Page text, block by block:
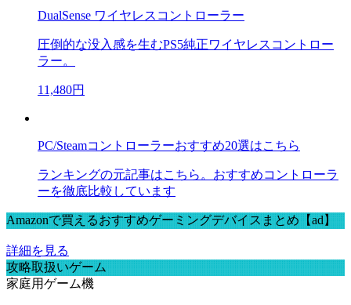
DualSense ワイヤレスコントローラー
圧倒的な没入感を生むPS5純正ワイヤレスコントロー
ラー。
11,480円
PC/Steamコントローラーおすすめ20選はこちら
ランキングの元記事はこちら。おすすめコントローラ
ーを徹底比較しています
Amazonで買えるおすすめゲーミングデバイスまとめ【ad】
詳細を見る
攻略取扱いゲーム
家庭用ゲーム機